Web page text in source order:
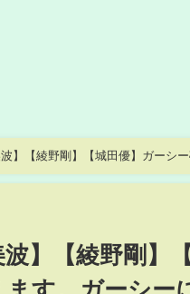
波】【綾野剛】【城田優】ガーシ
砲/暴露/浜辺美波/綾野剛/城田優/
波】【綾野剛】
ます。ガーシー